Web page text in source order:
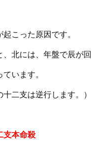
こった原因です。
北には、年盤で辰が回
います。
二支は逆行します。）
支本命殺